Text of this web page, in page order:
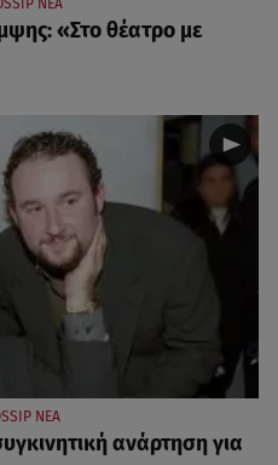
ΝΕΑ
«Στο θέατρο με
ΝΕΑ
ανάρτηση για